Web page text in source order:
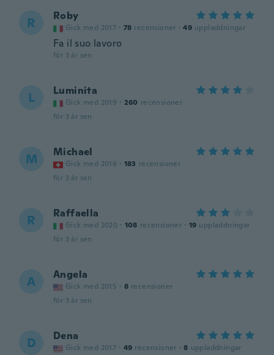
R Roby
Gick med 2017 · 78 recensioner · 49 uppladdningar
Fa il suo lavoro
för 3 år sen
L Luminita
Gick med 2019 · 260 recensioner
för 3 år sen
M Michael
Gick med 2016 · 183 recensioner
för 3 år sen
R Raffaella
Gick med 2020 · 108 recensioner · 19 uppladdningar
för 3 år sen
A Angela
Gick med 2015 · 8 recensioner
för 3 år sen
D Dena
Gick med 2017 · 49 recensioner · 8 uppladdningar